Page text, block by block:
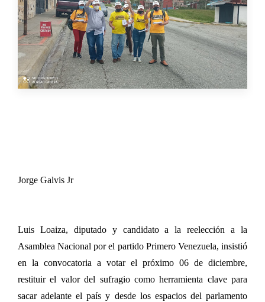
Jorge Galvis Jr
Luis Loaiza, diputado y candidato a la reelección a la
Asamblea Nacional por el partido Primero Venezuela, insistió
en la convocatoria a votar el próximo 06 de diciembre,
restituir el valor del sufragio como herramienta clave para
sacar adelante el país y desde los espacios del parlamento